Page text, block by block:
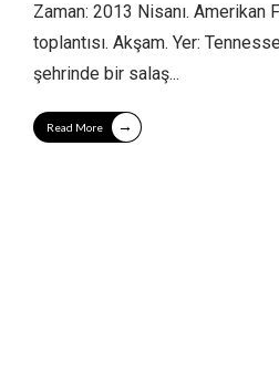
Zaman: 2013 Nisanı. Amerikan
toplantısı. Akşam. Yer:
şehrinde bir salaş...
Read More →